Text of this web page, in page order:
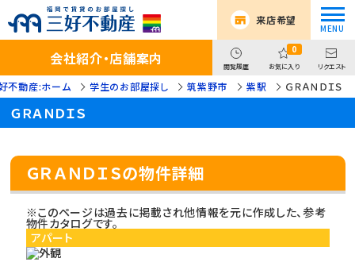
来店希望
会社紹介・店舗案内 閲覧履歴
0
お気に入り リクエスト
不動産:ホーム 学生のお部屋探し 筑紫野市 紫駅 ＧＲＡＮＤＩＳ
ＧＲＡＮＤＩＳ
ＧＲＡＮＤＩＳの物件詳細
※このページは過去に掲載され他情報を元に作成した、参考
物件カタログです。
アパート